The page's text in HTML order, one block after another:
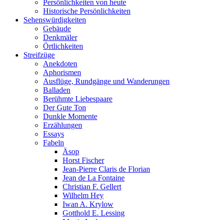
Persönlichkeiten von heute
Historische Persönlichkeiten
Sehenswürdigkeiten
Gebäude
Denkmäler
Örtlichkeiten
Streifzüge
Anekdoten
Aphorismen
Ausflüge, Rundgänge und Wanderungen
Balladen
Berühmte Liebespaare
Der Gute Ton
Dunkle Momente
Erzählungen
Essays
Fabeln
Äsop
Horst Fischer
Jean-Pierre Claris de Florian
Jean de La Fontaine
Christian F. Gellert
Wilhelm Hey
Iwan A. Krylow
Gotthold E. Lessing